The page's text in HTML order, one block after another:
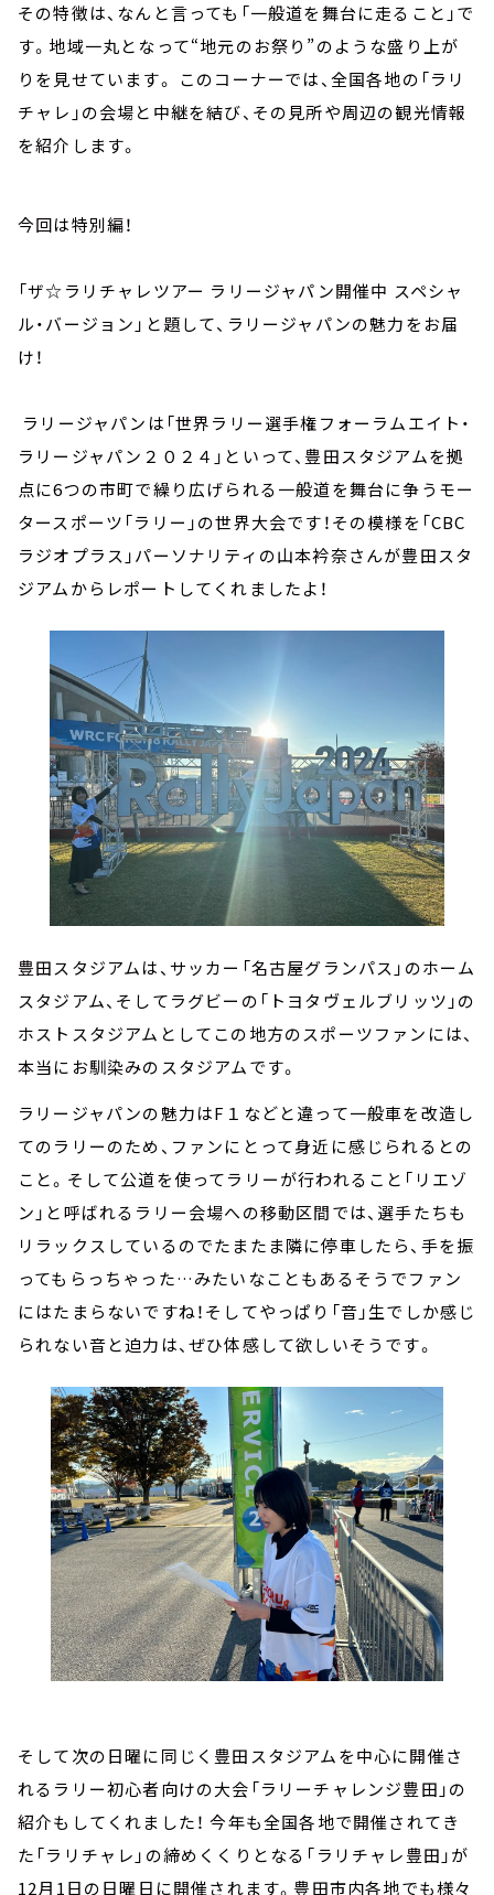
その特徴は、なんと言っても「一般道を舞台に走ること」で
す。地域一丸となって“地元のお祭り”のような盛り上が
りを見せています。 このコーナーでは、全国各地の「ラリ
チャレ」の会場と中継を結び、その見所や周辺の観光情報
を紹介します。
今回は特別編！
「ザ☆ラリチャレツアー ラリージャパン開催中 スペシャ
ル・バージョン」と題して、ラリージャパンの魅力をお届
け！
ラリージャパンは「世界ラリー選手権フォーラムエイト・
ラリージャパン２０２４」といって、豊田スタジアムを拠
点に6つの市町で繰り広げられる一般道を舞台に争うモー
タースポーツ「ラリー」の世界大会です！その模様を「CBC
ラジオプラス」パーソナリティの山本衿奈さんが豊田スタ
ジアムからレポートしてくれましたよ！
豊田スタジアムは、サッカー「名古屋グランパス」のホーム
スタジアム、そしてラグビーの「トヨタヴェルブリッツ」の
ホストスタジアムとしてこの地方のスポーツファンには、
本当にお馴染みのスタジアムです。
ラリージャパンの魅力はF１などと違って一般車を改造し
てのラリーのため、ファンにとって身近に感じられるとの
こと。そして公道を使ってラリーが行われること「リエゾ
ン」と呼ばれるラリー会場への移動区間では、選手たちも
リラックスしているのでたまたま隣に停車したら、手を振
ってもらっちゃった…みたいなこともあるそうでファン
にはたまらないですね！そしてやっぱり「音」生でしか感じ
られない音と迫力は、ぜひ体感して欲しいそうです。
そして次の日曜に同じく豊田スタジアムを中心に開催さ
れるラリー初心者向けの大会「ラリーチャレンジ豊田」の
紹介もしてくれました！ 今年も全国各地で開催されてき
た「ラリチャレ」の締めくくりとなる「ラリチャレ豊田」が
12月1日の日曜日に開催されます。豊田市内各地でも様々